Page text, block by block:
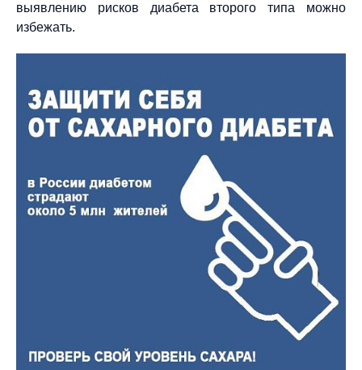
выявлению рисков диабета второго типа можно
избежать.